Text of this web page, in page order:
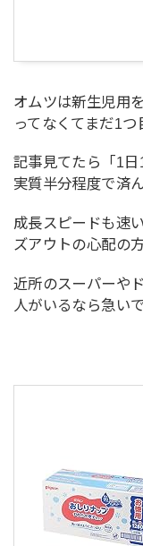
オムツは新生児用
ってなくてまだ1つ
記事見てたら「1日
実質半分程度で済
成長スピードも速
ズアウトの心配の
近所のスーパーや
人がいるなら急い